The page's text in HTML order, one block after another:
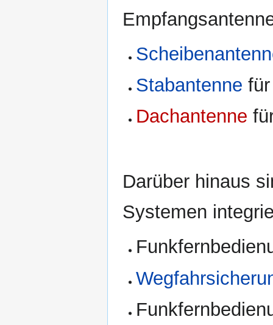
Stabantenne
Dachantenne
Darüber hinaus
Systemen